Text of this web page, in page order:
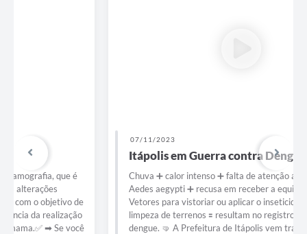
Itápolis em Guerra contra Dengue
Chuva ➕ calor intenso ➕ falta de atenção aos criadouros do
Aedes aegypti ➕ recusa em receber a equipe do Controle de
Vetores para vistoriar ou aplicar o inseticida ➕ falta de
limpeza de terrenos 🟰 resultam no registro de casos de
dengue. 🤜 A Prefeitura de Itápolis vem trabalhando firme no